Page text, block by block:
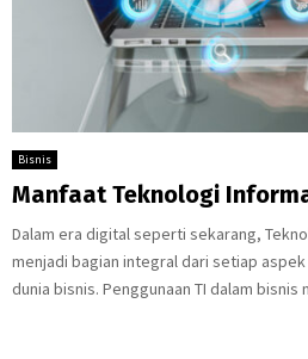
Bisnis
Manfaat Teknologi
Dalam era digital seperti sekarang,
menjadi bagian integral dari setiap
dunia bisnis. Penggunaan TI dalam bisnis